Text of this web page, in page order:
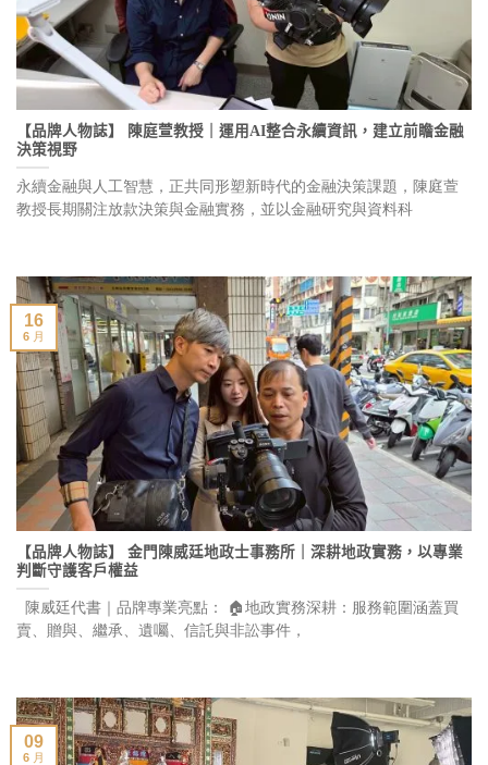
【品牌人物誌】 陳庭萱教授｜運用AI整合永續資訊，建立前瞻金融
決策視野
永續金融與人工智慧，正共同形塑新時代的金融決策課題，陳庭萱
教授長期關注放款決策與金融實務，並以金融研究與資料科
【品牌人物誌】 金門陳威廷地政士事務所｜深耕地政實務，以專業
判斷守護客戶權益
陳威廷代書｜品牌專業亮點： 🏠地政實務深耕：服務範圍涵蓋買
賣、贈與、繼承、遺囑、信託與非訟事件，
16
6 月
09
6 月